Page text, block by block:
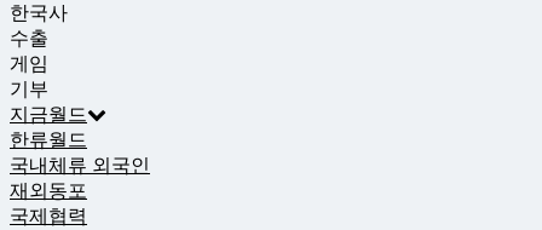
한국사
수출
게임
기부
지금월드
한류월드
국내체류 외국인
재외동포
국제협력